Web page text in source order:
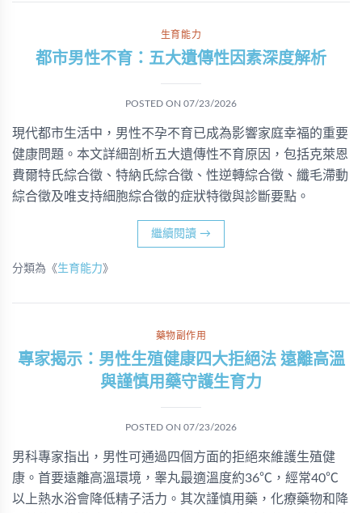
生育能力
都市男性不育：五大遺傳性因素深度解析
POSTED ON 07/23/2026
現代都市生活中，男性不孕不育已成為影響家庭幸福的重要
健康問題。本文詳細剖析五大遺傳性不育原因，包括克萊恩
費爾特氏綜合徵、特納氏綜合徵、性逆轉綜合徵、纖毛滯動
綜合徵及唯支持細胞綜合徵的症狀特徵與診斷要點。
繼續閱讀 →
分類為《生育能力》
藥物副作用
專家揭示：男性生殖健康四大拒絕法 遠離高溫
與謹慎用藥守護生育力
POSTED ON 07/23/2026
男科專家指出，男性可通過四個方面的拒絕來維護生殖健
康。首要遠離高溫環境，睾丸最適溫度約36℃，經常40℃
以上熱水浴會降低精子活力。其次謹慎用藥，化療藥物和降